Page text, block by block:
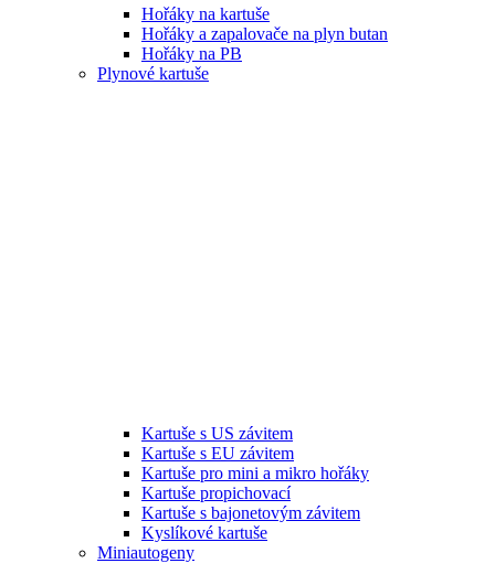
Hořáky na kartuše
Hořáky a zapalovače na plyn butan
Hořáky na PB
Plynové kartuše
Kartuše s US závitem
Kartuše s EU závitem
Kartuše pro mini a mikro hořáky
Kartuše propichovací
Kartuše s bajonetovým závitem
Kyslíkové kartuše
Miniautogeny